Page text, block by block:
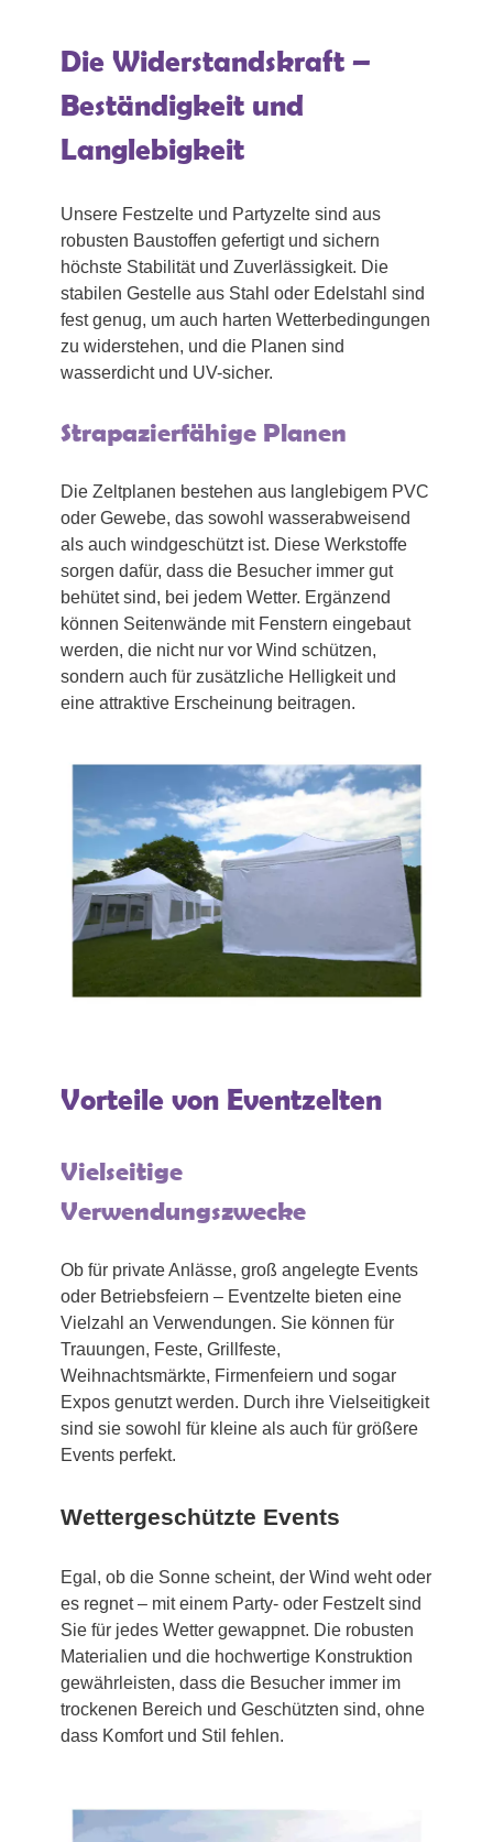
Die Widerstandskraft –
Beständigkeit und
Langlebigkeit
Unsere Festzelte und Partyzelte sind aus
robusten Baustoffen gefertigt und sichern
höchste Stabilität und Zuverlässigkeit. Die
stabilen Gestelle aus Stahl oder Edelstahl sind
fest genug, um auch harten Wetterbedingungen
zu widerstehen, und die Planen sind
wasserdicht und UV-sicher.
Strapazierfähige Planen
Die Zeltplanen bestehen aus langlebigem PVC
oder Gewebe, das sowohl wasserabweisend
als auch windgeschützt ist. Diese Werkstoffe
sorgen dafür, dass die Besucher immer gut
behütet sind, bei jedem Wetter. Ergänzend
können Seitenwände mit Fenstern eingebaut
werden, die nicht nur vor Wind schützen,
sondern auch für zusätzliche Helligkeit und
eine attraktive Erscheinung beitragen.
Vorteile von Eventzelten
Vielseitige
Verwendungszwecke
Ob für private Anlässe, groß angelegte Events
oder Betriebsfeiern – Eventzelte bieten eine
Vielzahl an Verwendungen. Sie können für
Trauungen, Feste, Grillfeste,
Weihnachtsmärkte, Firmenfeiern und sogar
Expos genutzt werden. Durch ihre Vielseitigkeit
sind sie sowohl für kleine als auch für größere
Events perfekt.
Wettergeschützte Events
Egal, ob die Sonne scheint, der Wind weht oder
es regnet – mit einem Party- oder Festzelt sind
Sie für jedes Wetter gewappnet. Die robusten
Materialien und die hochwertige Konstruktion
gewährleisten, dass die Besucher immer im
trockenen Bereich und Geschützten sind, ohne
dass Komfort und Stil fehlen.